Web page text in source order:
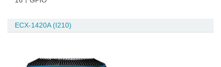
ECX-1420A (I210)